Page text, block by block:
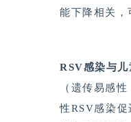
能下降相关，
RSV感染与
（遗传易感
性RSV感染